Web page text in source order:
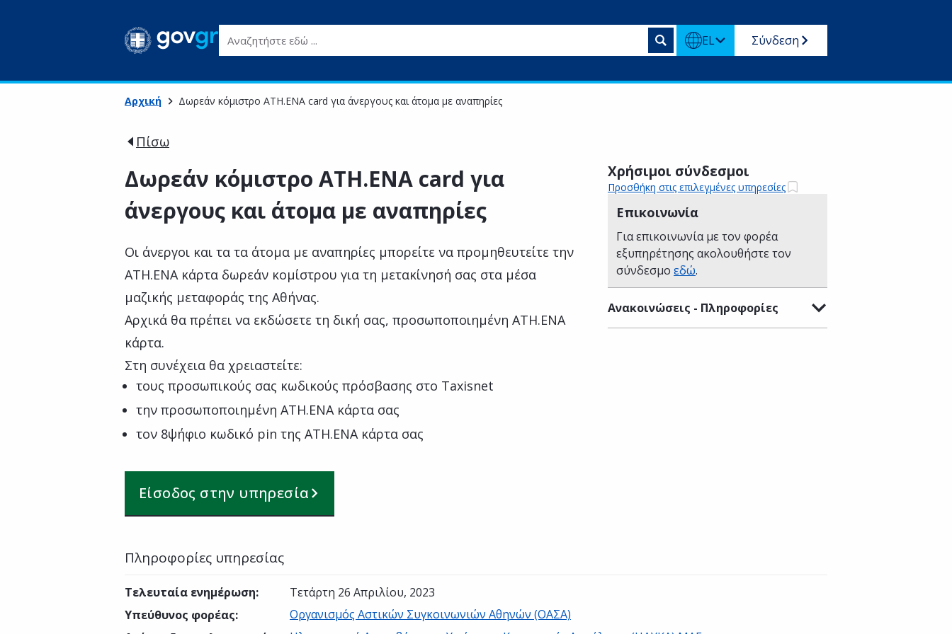
Αναζητήστε εδώ ... EL Σύνδεση
Αρχική Δωρεάν κόμιστρο ATH.ENA card για άνεργους και άτομα με αναπηρίες
Πίσω
Δωρεάν κόμιστρο ATH.ENA card για
άνεργους και άτομα με αναπηρίες
Οι άνεργοι και τα τα άτομα με αναπηρίες μπορείτε να προμηθευτείτε την
ATH.ENA κάρτα δωρεάν κομίστρου για τη μετακίνησή σας στα μέσα
μαζικής μεταφοράς της Αθήνας.
Αρχικά θα πρέπει να εκδώσετε τη δική σας, προσωποποιημένη ATH.ENA
κάρτα.
Στη συνέχεια θα χρειαστείτε:
τους προσωπικούς σας κωδικούς πρόσβασης στο Taxisnet
την προσωποποιημένη ATH.ENA κάρτα σας
τον 8ψήφιο κωδικό pin της ATH.ENA κάρτα σας
Είσοδος στην υπηρεσία
Χρήσιμοι σύνδεσμοι
Προσθήκη στις επιλεγμένες υπηρεσίες
Επικοινωνία
Για επικοινωνία με τον φορέα
εξυπηρέτησης ακολουθήστε τον
σύνδεσμο εδώ.
Ανακοινώσεις - Πληροφορίες
Πληροφορίες υπηρεσίας
Τελευταία ενημέρωση:
Τετάρτη 26 Απριλίου, 2023
Υπεύθυνος φορέας:
Οργανισμός Αστικών Συγκοινωνιών Αθηνών (ΟΑΣΑ)